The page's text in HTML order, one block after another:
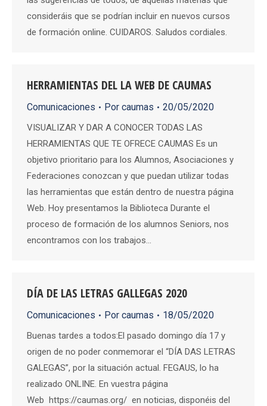
consideráis que se podrían incluir en nuevos cursos
de formación online. CUIDAROS. Saludos cordiales.
HERRAMIENTAS DEL LA WEB DE CAUMAS
Comunicaciones Por caumas 20/05/2020
VISUALIZAR Y DAR A CONOCER TODAS LAS
HERRAMIENTAS QUE TE OFRECE CAUMAS Es un
objetivo prioritario para los Alumnos, Asociaciones y
Federaciones conozcan y que puedan utilizar todas
las herramientas que están dentro de nuestra página
Web. Hoy presentamos la Biblioteca Durante el
proceso de formación de los alumnos Seniors, nos
encontramos con los trabajos…
DÍA DE LAS LETRAS GALLEGAS 2020
Comunicaciones Por caumas 18/05/2020
Buenas tardes a todos:El pasado domingo día 17 y
origen de no poder conmemorar el “DÍA DAS LETRAS
GALEGAS”, por la situación actual. FEGAUS, lo ha
realizado ONLINE. En vuestra página
Web https://caumas.org/ en noticias, disponéis del